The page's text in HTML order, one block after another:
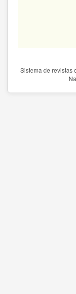
Sistema de revistas